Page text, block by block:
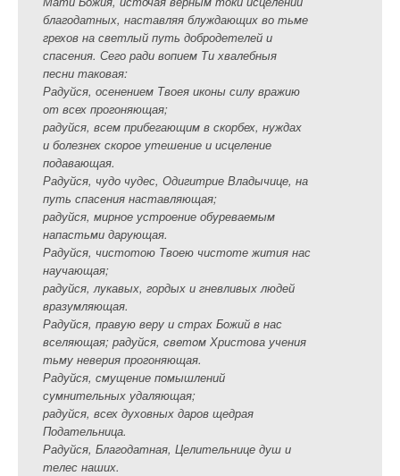
благодатных, наставляя блуждающих во тьме
грехов на светлый путь добродетелей и
спасения. Сего ради вопием Ти хвалебныя
песни таковая:
Радуйся, осенением Твоея иконы силу вражию
от всех прогоняющая;
радуйся, всем прибегающим в скорбех, нуждах
и болезнех скорое утешение и исцеление
подавающая.
Радуйся, чудо чудес, Одигитрие Владычице, на
путь спасения наставляющая;
радуйся, мирное устроение обуреваемым
напастьми дарующая.
Радуйся, чистотою Твоею чистоте жития нас
научающая;
радуйся, лукавых, гордых и гневливых людей
вразумляющая.
Радуйся, правую веру и страх Божий в нас
вселяющая; радуйся, cвeтoм Христова учения
тьму неверия прогоняющая.
Радуйся, смущение помышлений
сумнительных удаляющая;
радуйся, всех духовных даров щедрая
Подательница.
Радуйся, Благодатная, Целительнице душ и
телес наших.